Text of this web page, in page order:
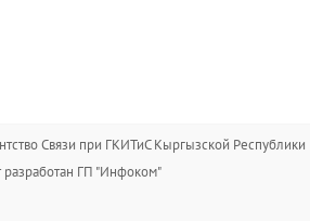
Связи при ГКИТиС Кыргызской Республики
разработан ГП "Инфоком"